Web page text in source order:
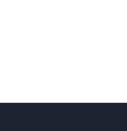
дни кроме